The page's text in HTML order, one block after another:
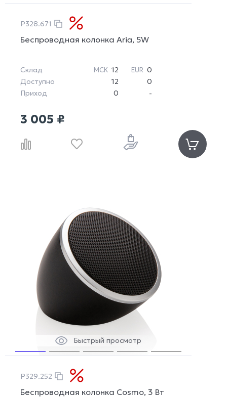
P328.671
Беспроводная колонка Aria, 5W
Склад МСК 12 EUR 0
Доступно
12
0
Приход
0 -
3 005 ₽
Быстрый просмотр
P329.252
Беспроводная колонка Cosmo, 3 Вт